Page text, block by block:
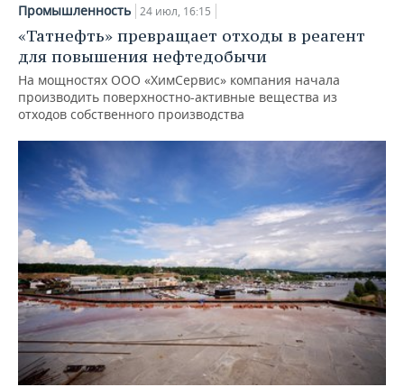
Промышленность 24 июл, 16:15
«Татнефть» превращает отходы в реагент
для повышения нефтедобычи
На мощностях ООО «ХимСервис» компания начала
производить поверхностно-активные вещества из
отходов собственного производства